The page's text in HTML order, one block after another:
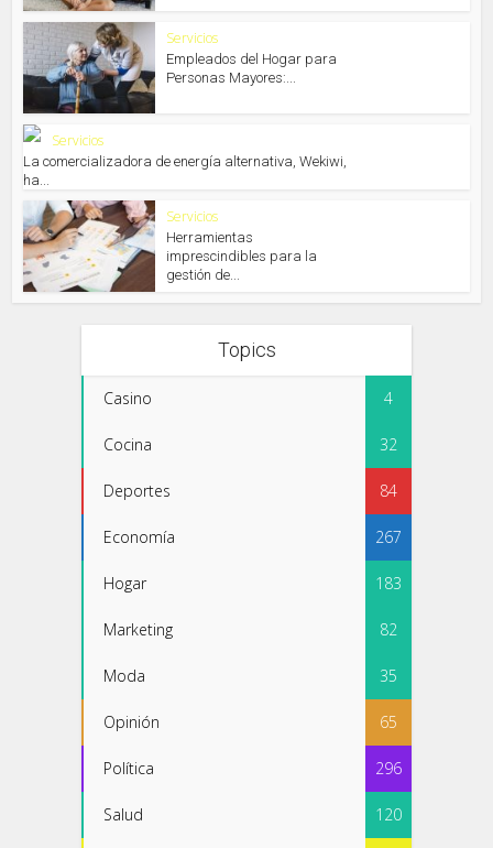
Servicios
Empleados del Hogar para
Personas Mayores:...
Servicios
La comercializadora de energía alternativa, Wekiwi,
ha...
Servicios
Herramientas
imprescindibles para la
gestión de...
Topics
Casino 4
Cocina 32
Deportes 84
Economía 267
Hogar 183
Marketing 82
Moda 35
Opinión 65
Política 296
Salud 120